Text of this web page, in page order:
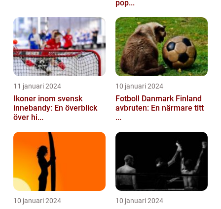
pop...
11 januari 2024
Ikoner inom svensk
innebandy: En överblick
över hi...
10 januari 2024
Fotboll Danmark Finland
avbruten: En närmare titt
...
10 januari 2024 10 januari 2024